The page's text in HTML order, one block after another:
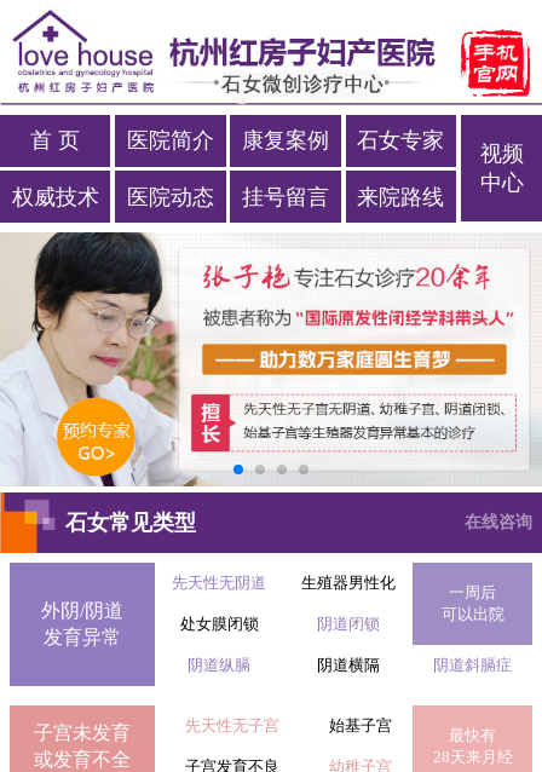
首 页 医院简介 康复案例 石女专家
权威技术 医院动态 挂号留言 来院路线
视频
中心
石女常见类型 在线咨询
外阴/阴道
发育异常
先天性无阴道 生殖器男性化
一周后
可以出院
处女膜闭锁 阴道闭锁
阴道纵膈 阴道横隔 阴道斜膈症
子宫未发育
或发育不全
先天性无子宫 始基子宫
最快有
28天来月经
子宫发育不良 幼稚子宫